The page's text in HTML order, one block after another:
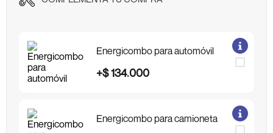
Energicombo para automóvil
+$134.000
Energicombo para camioneta